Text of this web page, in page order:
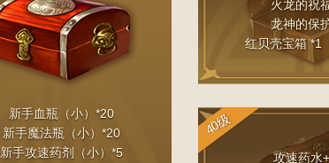
新手血瓶（小）*20
新手魔法瓶（小）*20
新手攻速药剂（小）*5
火龙的祝
龙神的保
红贝壳宝箱 *1
40级
攻速药水